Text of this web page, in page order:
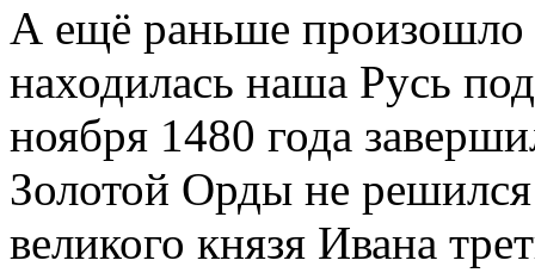
А ещё раньше произошло
находилась наша Русь
ноября 1480 года
Золотой Орды не
великого князя Ивана